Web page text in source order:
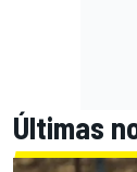
Últimas